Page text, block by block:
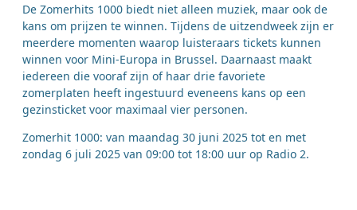
De Zomerhits 1000 biedt niet alleen muziek, maar ook de
kans om prijzen te winnen. Tijdens de uitzendweek zijn er
meerdere momenten waarop luisteraars tickets kunnen
winnen voor Mini-Europa in Brussel. Daarnaast maakt
iedereen die vooraf zijn of haar drie favoriete
zomerplaten heeft ingestuurd eveneens kans op een
gezinsticket voor maximaal vier personen.
Zomerhit 1000: van maandag 30 juni 2025 tot en met
zondag 6 juli 2025 van 09:00 tot 18:00 uur op Radio 2.